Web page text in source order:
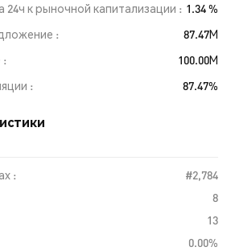
к рыночной капитализации
1.34 %
87.47M
100.00M
87.47%
:
#2,784
8
13
0.00%